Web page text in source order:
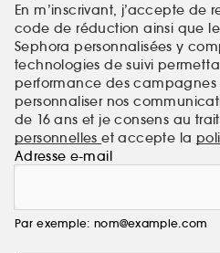
En m’inscrivant, j’accepte de
code de réduction ainsi que
Sephora personnalisées y
technologies de suivi
performance des campagnes
personnaliser nos
de 16 ans et je consens au
personnelleset accepte la
Adresse e-mail
Par exemple: nom@example.com